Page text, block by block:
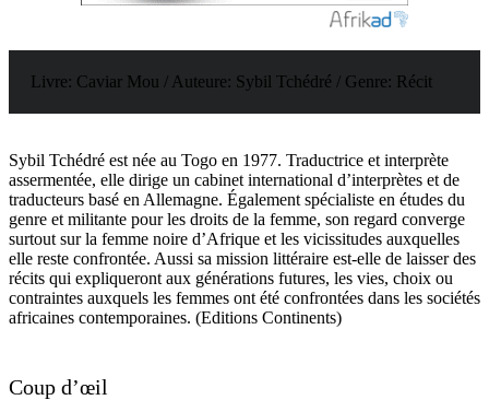
Livre: Caviar Mou / Auteure: Sybil Tchédré / Genre: Récit
Sybil Tchédré est née au Togo en 1977. Traductrice et interprète
assermentée, elle dirige un cabinet international d’interprètes et de
traducteurs basé en Allemagne. Également spécialiste en études du
genre et militante pour les droits de la femme, son regard converge
surtout sur la femme noire d’Afrique et les vicissitudes auxquelles
elle reste confrontée. Aussi sa mission littéraire est-elle de laisser des
récits qui expliqueront aux générations futures, les vies, choix ou
contraintes auxquels les femmes ont été confrontées dans les sociétés
africaines contemporaines. (Editions Continents)
Coup d’œil